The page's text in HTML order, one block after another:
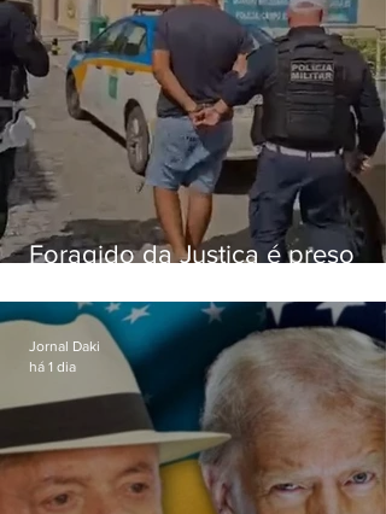
Foragido da Justiça é preso
RJ-106, em Maricá
Jornal Daki
há 1 dia